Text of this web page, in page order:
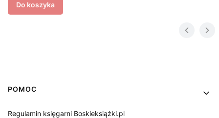
Do koszyka
Linki w stopce
POMOC
Regulamin księgarni Boskieksiążki.pl